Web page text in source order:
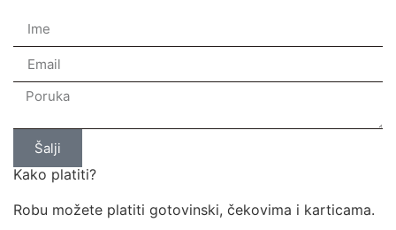
Šalji
Kako platiti?
Robu možete platiti gotovinski, čekovima i karticama.